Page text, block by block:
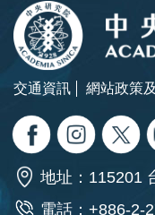
交通資訊 網站政策
地址：115201
電話：+886-2-